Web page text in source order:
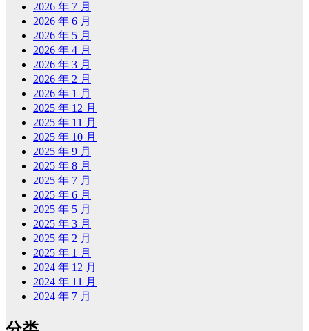
2026 年 7 月
2026 年 6 月
2026 年 5 月
2026 年 4 月
2026 年 3 月
2026 年 2 月
2026 年 1 月
2025 年 12 月
2025 年 11 月
2025 年 10 月
2025 年 9 月
2025 年 8 月
2025 年 7 月
2025 年 6 月
2025 年 5 月
2025 年 3 月
2025 年 2 月
2025 年 1 月
2024 年 12 月
2024 年 11 月
2024 年 7 月